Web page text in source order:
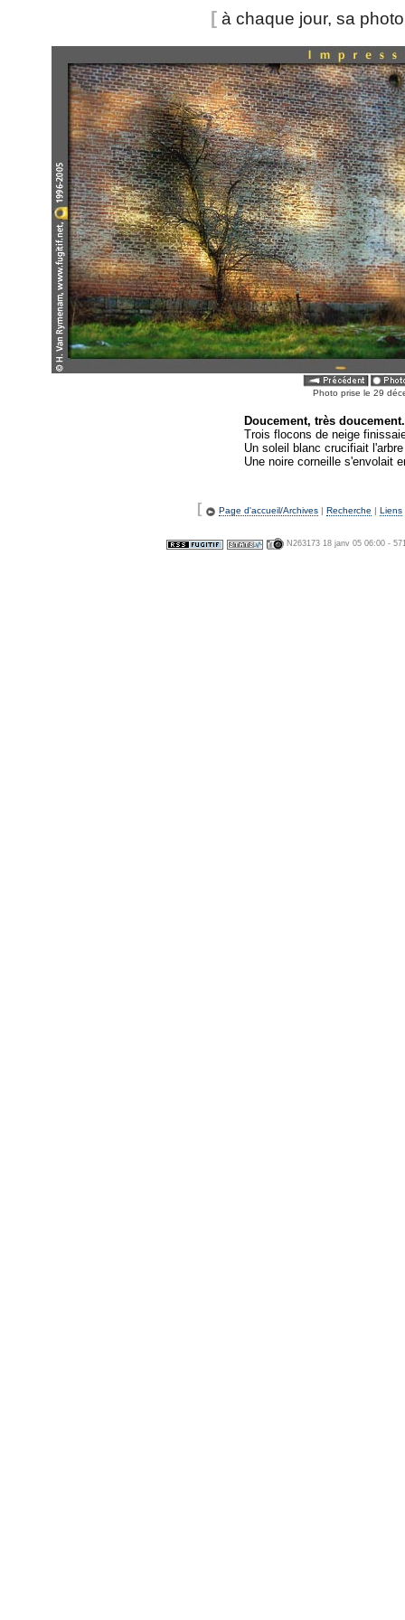
[ à chaque jour, sa
Photo prise le 29
Doucement, très
Trois flocons de neige
Un soleil blanc crucifiait
Une noire corneille s'envolait
[ Page d'accueil/Archives | Recherche | Liens
N263173 18 janv 05 06:00 -